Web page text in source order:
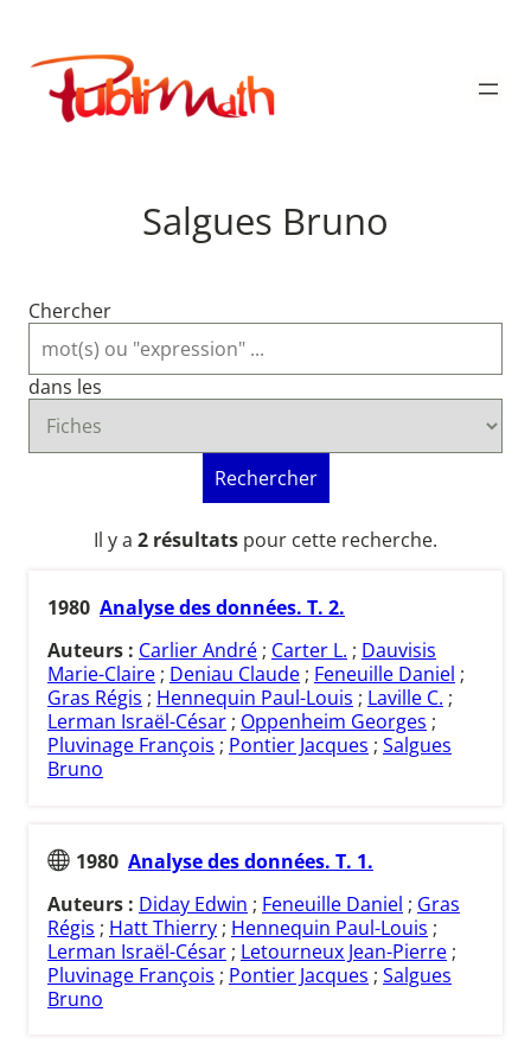
contenu
Publimath
Salgues Bruno
Chercher
dans les
Rechercher
Il y a 2 résultats pour cette recherche.
1980 Analyse des données. T. 2.
Auteurs : Carlier André ; Carter L. ; Dauvisis
Marie-Claire ; Deniau Claude ; Feneuille Daniel ;
Gras Régis ; Hennequin Paul-Louis ; Laville C. ;
Lerman Israël-César ; Oppenheim Georges ;
Pluvinage François ; Pontier Jacques ; Salgues
Bruno
1980 Analyse des données. T. 1.
Auteurs : Diday Edwin ; Feneuille Daniel ; Gras
Régis ; Hatt Thierry ; Hennequin Paul-Louis ;
Lerman Israël-César ; Letourneux Jean-Pierre ;
Pluvinage François ; Pontier Jacques ; Salgues
Bruno